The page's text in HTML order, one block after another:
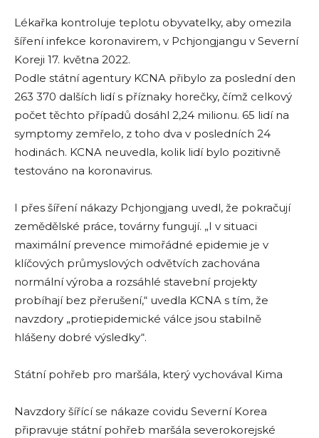
Lékařka kontroluje teplotu obyvatelky, aby omezila
šíření infekce koronavirem, v Pchjongjangu v Severní
Koreji 17. května 2022.
Podle státní agentury KCNA přibylo za poslední den
263 370 dalších lidí s příznaky horečky, čímž celkový
počet těchto případů dosáhl 2,24 milionu. 65 lidí na
symptomy zemřelo, z toho dva v posledních 24
hodinách. KCNA neuvedla, kolik lidí bylo pozitivně
testováno na koronavirus.
I přes šíření nákazy Pchjongjang uvedl, že pokračují
zemědělské práce, továrny fungují. „I v situaci
maximální prevence mimořádné epidemie je v
klíčových průmyslových odvětvích zachována
normální výroba a rozsáhlé stavební projekty
probíhají bez přerušení,“ uvedla KCNA s tím, že
navzdory „protiepidemické válce jsou stabilně
hlášeny dobré výsledky“.
Státní pohřeb pro maršála, který vychovával Kima
Navzdory šířící se nákaze covidu Severní Korea
připravuje státní pohřeb maršála severokorejské